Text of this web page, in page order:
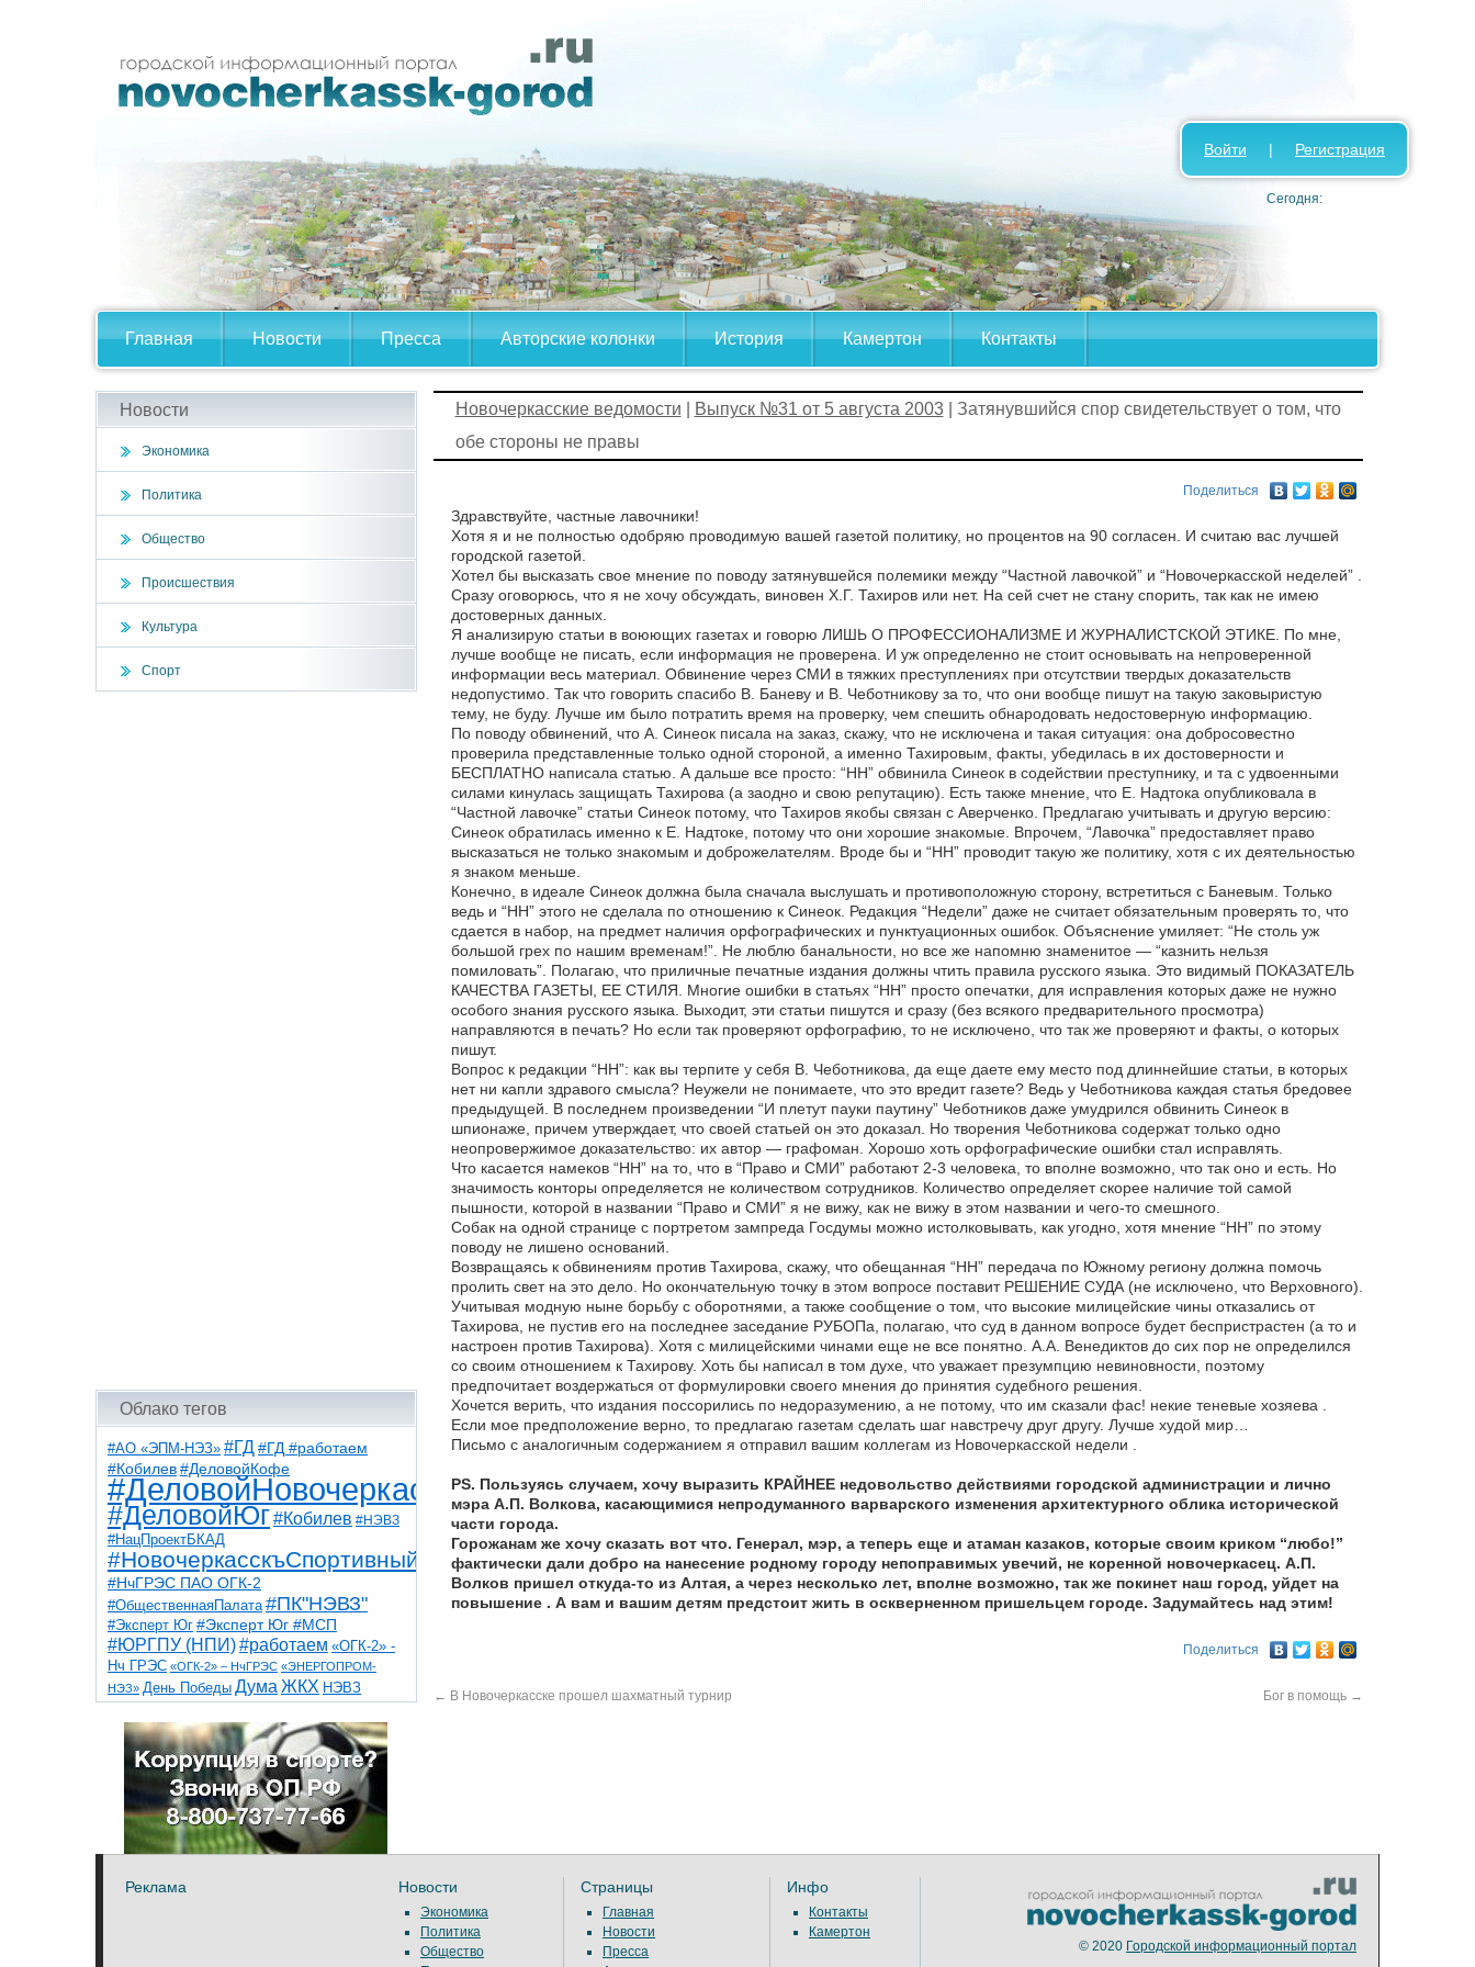
Главная Новости Пресса Авторские колонки История Камертон Контакты
Войти | Регистрация
Сегодня:
Новости
Экономика
Политика
Общество
Происшествия
Культура
Спорт
Облако тегов
#АО «ЭПМ-НЭЗ» #ГД #ГД #работаем
#Кобилев #ДеловойКофе
#ДеловойНовочеркасск
#ДеловойЮг#Кобилев #НЭВЗ
#НацПроектБКАД
#НовочеркасскъСпортивный
#НчГРЭС ПАО ОГК-2
#ОбщественнаяПалата #ПК"НЭВЗ"
#Эксперт Юг #Эксперт Юг #МСП
#ЮРГПУ (НПИ)#работаем «ОГК-2» -
Нч ГРЭС «ОГК-2» – НчГРЭС «ЭНЕРГОПРОМ-
НЭЗ» День Победы Дума ЖКХ НЭВЗ
НчГРЭС ТНТ
благоустройствоветераны выборы
детидороги казаки коррупция космос
общественная палата парк пожар роща
спорт театр транспорт художники
Новочеркасские ведомости Выпуск №31 от 5 августа 2003| Затянувшийся спор свидетельствует о том, что
обе стороны не правы
Поделиться
Здравствуйте, частные лавочники!
Хотя я и не полностью одобряю проводимую вашей газетой политику, но процентов на 90 согласен. И считаю вас лучшей
городской газетой.
Хотел бы высказать свое мнение по поводу затянувшейся полемики между “Частной лавочкой” и “Новочеркасской неделей” .
Сразу оговорюсь, что я не хочу обсуждать, виновен Х.Г. Тахиров или нет. На сей счет не стану спорить, так как не имею
достоверных данных.
Я анализирую статьи в воюющих газетах и говорю ЛИШЬ О ПРОФЕССИОНАЛИЗМЕ И ЖУРНАЛИСТСКОЙ ЭТИКЕ. По мне,
лучше вообще не писать, если информация не проверена. И уж определенно не стоит основывать на непроверенной
информации весь материал. Обвинение через СМИ в тяжких преступлениях при отсутствии твердых доказательств
недопустимо. Так что говорить спасибо В. Баневу и В. Чеботникову за то, что они вообще пишут на такую заковыристую
тему, не буду. Лучше им было потратить время на проверку, чем спешить обнародовать недостоверную информацию.
По поводу обвинений, что А. Синеок писала на заказ, скажу, что не исключена и такая ситуация: она добросовестно
проверила представленные только одной стороной, а именно Тахировым, факты, убедилась в их достоверности и
БЕСПЛАТНО написала статью. А дальше все просто: “НН” обвинила Синеок в содействии преступнику, и та с удвоенными
силами кинулась защищать Тахирова (а заодно и свою репутацию). Есть также мнение, что Е. Надтока опубликовала в
“Частной лавочке” статьи Синеок потому, что Тахиров якобы связан с Аверченко. Предлагаю учитывать и другую версию:
Синеок обратилась именно к Е. Надтоке, потому что они хорошие знакомые. Впрочем, “Лавочка” предоставляет право
высказаться не только знакомым и доброжелателям. Вроде бы и “НН” проводит такую же политику, хотя с их деятельностью
я знаком меньше.
Конечно, в идеале Синеок должна была сначала выслушать и противоположную сторону, встретиться с Баневым. Только
ведь и “НН” этого не сделала по отношению к Синеок. Редакция “Недели” даже не считает обязательным проверять то, что
сдается в набор, на предмет наличия орфографических и пунктуационных ошибок. Объяснение умиляет: “Не столь уж
большой грех по нашим временам!”. Не люблю банальности, но все же напомню знаменитое — “казнить нельзя
помиловать”. Полагаю, что приличные печатные издания должны чтить правила русского языка. Это видимый ПОКАЗАТЕЛЬ
КАЧЕСТВА ГАЗЕТЫ, ЕЕ СТИЛЯ. Многие ошибки в статьях “НН” просто опечатки, для исправления которых даже не нужно
особого знания русского языка. Выходит, эти статьи пишутся и сразу (без всякого предварительного просмотра)
направляются в печать? Но если так проверяют орфографию, то не исключено, что так же проверяют и факты, о которых
пишут.
Вопрос к редакции “НН”: как вы терпите у себя В. Чеботникова, да еще даете ему место под длиннейшие статьи, в которых
нет ни капли здравого смысла? Неужели не понимаете, что это вредит газете? Ведь у Чеботникова каждая статья бредовее
предыдущей. В последнем произведении “И плетут пауки паутину” Чеботников даже умудрился обвинить Синеок в
шпионаже, причем утверждает, что своей статьей он это доказал. Но творения Чеботникова содержат только одно
неопровержимое доказательство: их автор — графоман. Хорошо хоть орфографические ошибки стал исправлять.
Что касается намеков “НН” на то, что в “Право и СМИ” работают 2-3 человека, то вполне возможно, что так оно и есть. Но
значимость конторы определяется не количеством сотрудников. Количество определяет скорее наличие той самой
пышности, которой в названии “Право и СМИ” я не вижу, как не вижу в этом названии и чего-то смешного.
Собак на одной странице с портретом зампреда Госдумы можно истолковывать, как угодно, хотя мнение “НН” по этому
поводу не лишено оснований.
Возвращаясь к обвинениям против Тахирова, скажу, что обещанная “НН” передача по Южному региону должна помочь
пролить свет на это дело. Но окончательную точку в этом вопросе поставит РЕШЕНИЕ СУДА (не исключено, что Верховного).
Учитывая модную ныне борьбу с оборотнями, а также сообщение о том, что высокие милицейские чины отказались от
Тахирова, не пустив его на последнее заседание РУБОПа, полагаю, что суд в данном вопросе будет беспристрастен (а то и
настроен против Тахирова). Хотя с милицейскими чинами еще не все понятно. А.А. Венедиктов до сих пор не определился
со своим отношением к Тахирову. Хоть бы написал в том духе, что уважает презумпцию невиновности, поэтому
предпочитает воздержаться от формулировки своего мнения до принятия судебного решения.
Хочется верить, что издания поссорились по недоразумению, а не потому, что им сказали фас! некие теневые хозяева .
Если мое предположение верно, то предлагаю газетам сделать шаг навстречу друг другу. Лучше худой мир…
Письмо c аналогичным содержанием я отправил вашим коллегам из Новочеркасской недели .
PS. Пользуясь случаем, хочу выразить КРАЙНЕЕ недовольство действиями городской администрации и лично
мэра А.П. Волкова, касающимися непродуманного варварского изменения архитектурного облика исторической
части города.
Горожанам же хочу сказать вот что. Генерал, мэр, а теперь еще и атаман казаков, которые своим криком “любо!”
фактически дали добро на нанесение родному городу непоправимых увечий, не коренной новочеркасец. А.П.
Волков пришел откуда-то из Алтая, а через несколько лет, вполне возможно, так же покинет наш город, уйдет на
повышение . А вам и вашим детям предстоит жить в оскверненном пришельцем городе. Задумайтесь над этим!
Поделиться
← В Новочеркасске прошел шахматный турнир Бог в помощь →
Реклама Новости
Экономика
Политика
Общество
Страницы
Главная
Новости
Пресса
Инфо
Контакты
Камертон
© 2020 Городской информационный портал